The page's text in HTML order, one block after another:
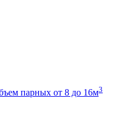
парных от 8 до 16м3